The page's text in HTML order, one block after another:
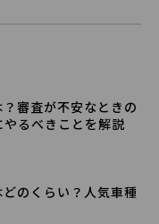
審査が不安なときの
るべきことを解説
のくらい？人気車種